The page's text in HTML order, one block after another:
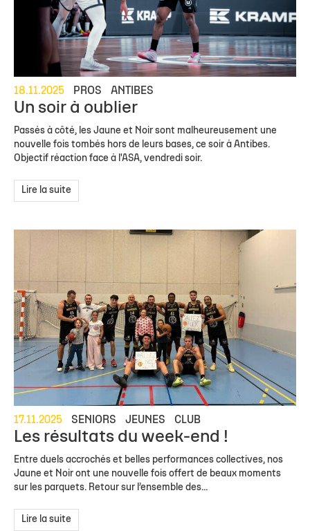
18.11.2025 PROS ANTIBES
Un soir à oublier
Passés à côté, les Jaune et Noir sont malheureusement une
nouvelle fois tombés hors de leurs bases, ce soir à Antibes.
Objectif réaction face à l'ASA, vendredi soir.
Lire la suite
17.11.2025 SENIORS JEUNES CLUB
Les résultats du week-end !
Entre duels accrochés et belles performances collectives, nos
Jaune et Noir ont une nouvelle fois offert de beaux moments
sur les parquets. Retour sur l’ensemble des...
Lire la suite